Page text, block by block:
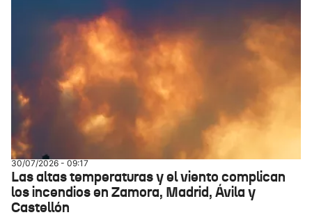
30/07/2026 - 09:17
Las altas temperaturas y el viento complican
los incendios en Zamora, Madrid, Ávila y
Castellón